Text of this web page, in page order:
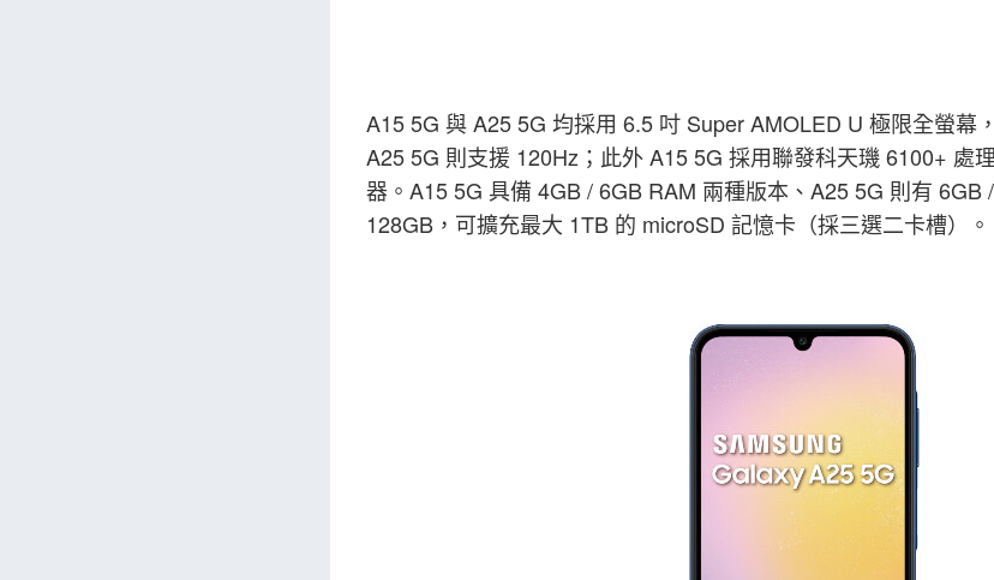
A15 5G 與 A25 5G 均採用 6.5 吋 Super AMOLED U 極限全螢幕
A25 5G 則支援 120Hz；此外 A15 5G 採用聯發科天璣 6100+ 處
器。A15 5G 具備 4GB / 6GB RAM 兩種版本、A25 5G 則有
128GB，可擴充最大 1TB 的 microSD 記憶卡（採三選二卡槽）。